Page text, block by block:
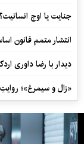
جنایت یا اوج انسانیت؟
انتشار متمم قانون
دیدار با رضا داوری
«زال و سیمرغ»؛